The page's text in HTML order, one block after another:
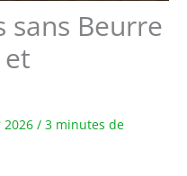
sans Beurre
2026 / 3 minutes de